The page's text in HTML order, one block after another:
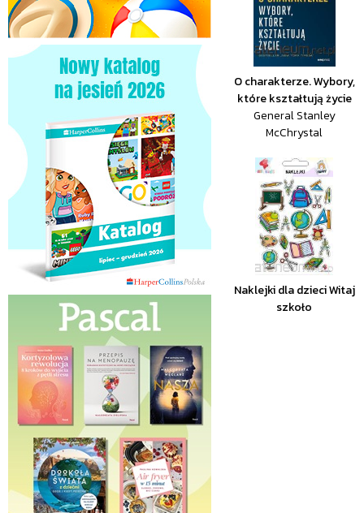
O charakterze. Wybory,
które kształtują życie
General Stanley
McChrystal
Naklejki dla dzieci Witaj
szkoło